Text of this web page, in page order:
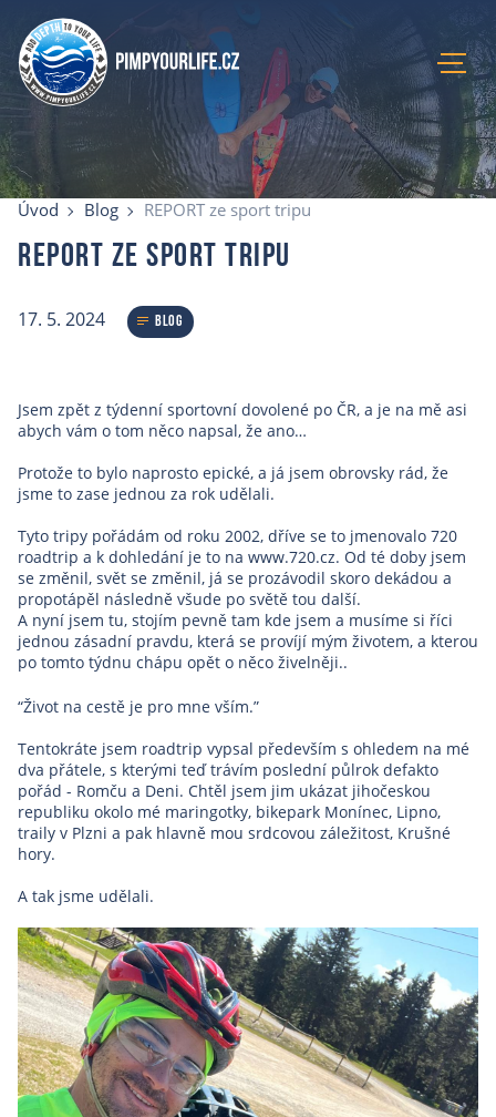
Úvod
Aktuální kurzy
Lokace
Recenze
Úvod Blog REPORT ze sport tripu
REPORT ze sport tripu
17. 5. 2024 Blog
Jsem zpět z týdenní sportovní dovolené po ČR, a je na mě asi
abych vám o tom něco napsal, že ano…
Protože to bylo naprosto epické, a já jsem obrovsky rád, že
jsme to zase jednou za rok udělali.
Tyto tripy pořádám od roku 2002, dříve se to jmenovalo 720
roadtrip a k dohledání je to na www.720.cz. Od té doby jsem
se změnil, svět se změnil, já se prozávodil skoro dekádou a
propotápěl následně všude po světě tou další.
A nyní jsem tu, stojím pevně tam kde jsem a musíme si říci
jednou zásadní pravdu, která se províjí mým životem, a kterou
po tomto týdnu chápu opět o něco živelněji..
“Život na cestě je pro mne vším.”
Tentokráte jsem roadtrip vypsal především s ohledem na mé
dva přátele, s kterými teď trávím poslední půlrok defakto
pořád - Romču a Deni. Chtěl jsem jim ukázat jihočeskou
republiku okolo mé maringotky, bikepark Monínec, Lipno,
traily v Plzni a pak hlavně mou srdcovou záležitost, Krušné
hory.
A tak jsme udělali.